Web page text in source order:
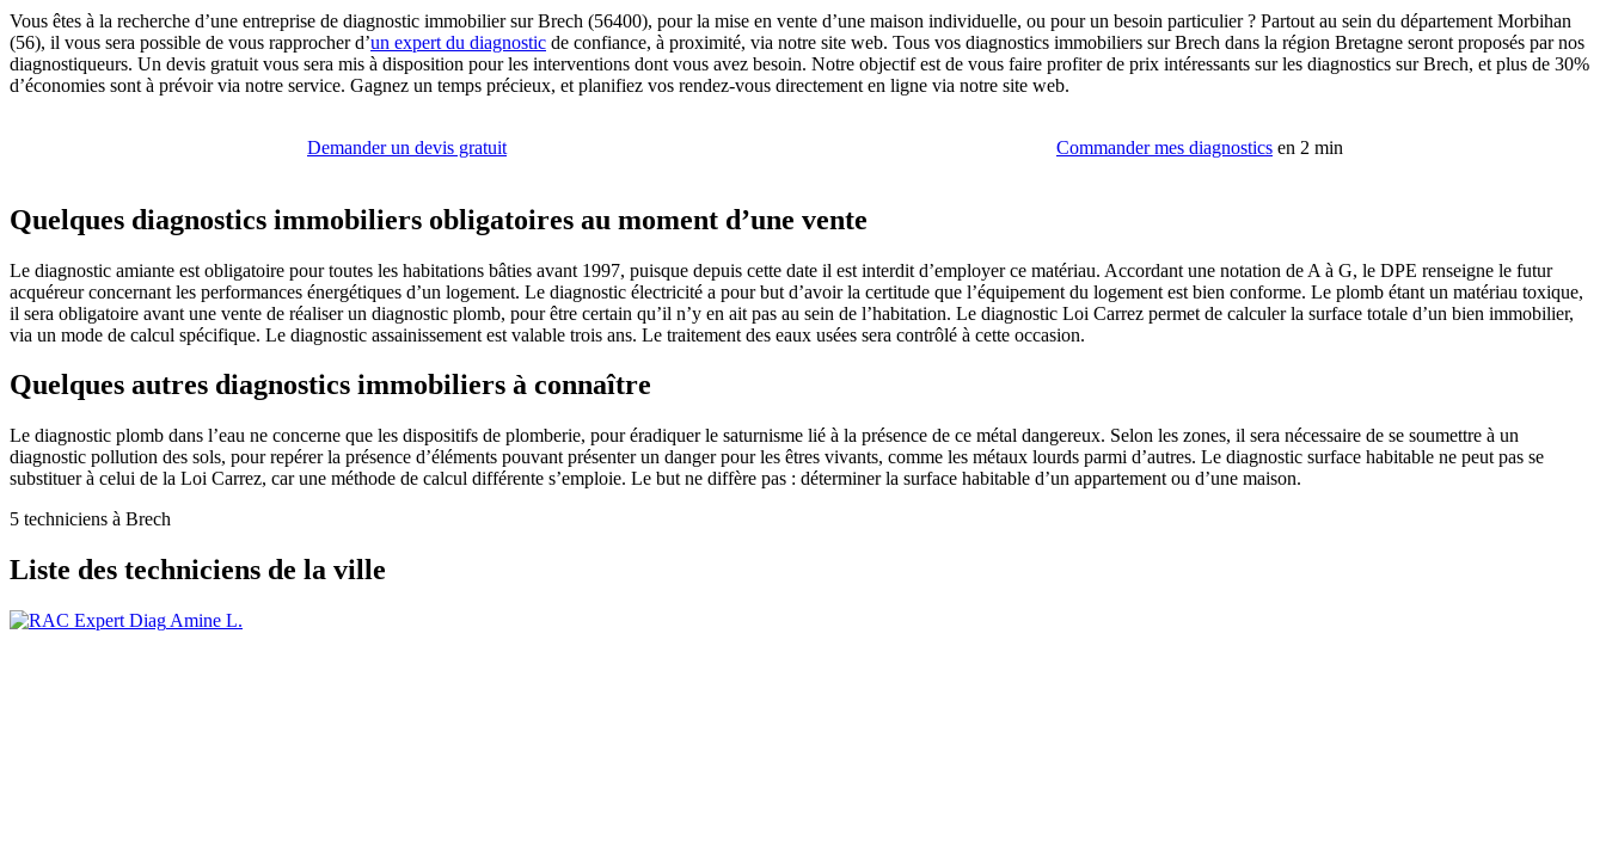
Vous êtes à la recherche d’une entreprise de diagnostic immobilier sur Brech (56400), pour la mise en vente d’une maison individuelle, ou pour un besoin particulier ? Partout au sein du département Morbihan
(56), il vous sera possible de vous rapprocher d’un expert du diagnostic de confiance, à proximité, via notre site web. Tous vos diagnostics immobiliers sur Brech dans la région Bretagne seront proposés par nos
diagnostiqueurs. Un devis gratuit vous sera mis à disposition pour les interventions dont vous avez besoin. Notre objectif est de vous faire profiter de prix intéressants sur les diagnostics sur Brech, et plus de 30%
d’économies sont à prévoir via notre service. Gagnez un temps précieux, et planifiez vos rendez-vous directement en ligne via notre site web.
Demander un devis gratuit Commander mes diagnostics en 2 min
Quelques diagnostics immobiliers obligatoires au moment d’une vente
Le diagnostic amiante est obligatoire pour toutes les habitations bâties avant 1997, puisque depuis cette date il est interdit d’employer ce matériau. Accordant une notation de A à G, le DPE renseigne le futur
acquéreur concernant les performances énergétiques d’un logement. Le diagnostic électricité a pour but d’avoir la certitude que l’équipement du logement est bien conforme. Le plomb étant un matériau toxique,
il sera obligatoire avant une vente de réaliser un diagnostic plomb, pour être certain qu’il n’y en ait pas au sein de l’habitation. Le diagnostic Loi Carrez permet de calculer la surface totale d’un bien immobilier,
via un mode de calcul spécifique. Le diagnostic assainissement est valable trois ans. Le traitement des eaux usées sera contrôlé à cette occasion.
Quelques autres diagnostics immobiliers à connaître
Le diagnostic plomb dans l’eau ne concerne que les dispositifs de plomberie, pour éradiquer le saturnisme lié à la présence de ce métal dangereux. Selon les zones, il sera nécessaire de se soumettre à un
diagnostic pollution des sols, pour repérer la présence d’éléments pouvant présenter un danger pour les êtres vivants, comme les métaux lourds parmi d’autres. Le diagnostic surface habitable ne peut pas se
substituer à celui de la Loi Carrez, car une méthode de calcul différente s’emploie. Le but ne diffère pas : déterminer la surface habitable d’un appartement ou d’une maison.
5 techniciens à Brech
Liste des techniciens de la ville
Amine L.